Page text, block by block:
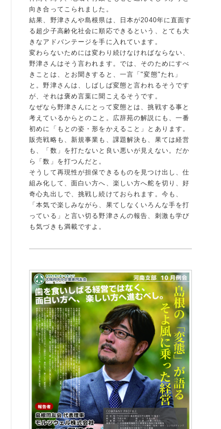
例会案内・活動報告
例会案内・活動報告
入会案内
入会案内
よくある質問
事務局
事務局のご案内
コンテンツ
書籍紹介
06-6944-1251
FAX: 06-6941-8352
大阪市中央区農人橋2丁目-1-30 谷町八木ビル4F
向き合ってこられました。
結果、野津さんや島根県は、日本が2040年に直面す
る超少子高齢化社会に順応できるという、とても大
きなアドバンテージを手に入れています。
変わらないためには変わり続けなければならない、
野津さんはそう言われます。では、そのためにすべ
きことは、とお聞きすると、一言「"変態"たれ」
と。野津さんは、しばしば変態と言われるそうです
が、それは褒め言葉に聞こえるそうです。
なぜなら野津さんにとって変態とは、挑戦する事と
考えているからとのこと。広辞苑の解説にも、一番
初めに「もとの姿・形をかえること」とあります。
販売戦略も、新規事業も、課題解決も、果ては経営
も、「数」を打たないと良い悪いが見えない。だか
ら「数」を打つんだと。
そうして再現性が担保できるものを見つけ出し、仕
組み化して、面白い方へ、楽しい方へ舵を切り、好
奇心丸出しで、挑戦し続けておられます。今も、
「本気で楽しみながら、果てしなくいろんな手を打
っている」と言い切る野津さんの報告、刺激も学び
も気づきも満載ですよ。